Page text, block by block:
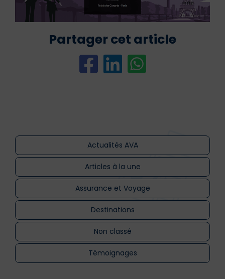
Partager cet article
Actualités AVA
Articles à la une
Assurance et Voyage
Destinations
Non classé
Témoignages